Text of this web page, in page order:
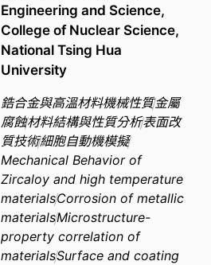
Engineering and Science,
College of Nuclear Science,
National Tsing Hua
University
鋯合金與高溫材料機械性質金屬
腐蝕材料結構與性質分析表面改
質技術細胞自動機模擬
Mechanical Behavior of
Zircaloy and high temperature
materialsCorrosion of metallic
materialsMicrostructure-
property correlation of
materialsSurface and coating